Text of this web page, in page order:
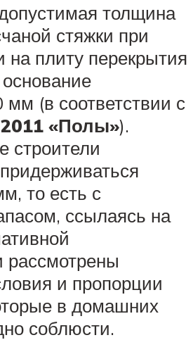
толщина
стяжки при
на плиту перекрытия
мм (в соответствии с
«Полы»).
строители
то есть с
ссылаясь на
рассмотрены
и пропорции
в домашних
соблюсти.